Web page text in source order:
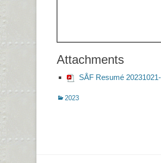
Attachments
SÅF Resumé
Kategorier
2023